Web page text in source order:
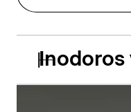
Inodoros